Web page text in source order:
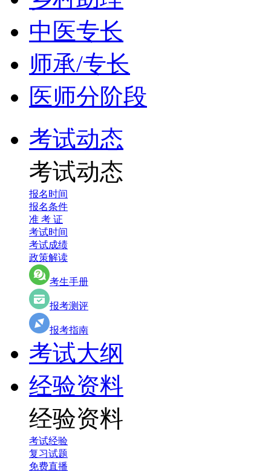
中医专长
师承/专长
医师分阶段
考试动态
考试动态
报名时间
报名条件
准 考 证
考试时间
考试成绩
政策解读
考生手册
报考测评
报考指南
考试大纲
经验资料
经验资料
考试经验
复习试题
免费直播